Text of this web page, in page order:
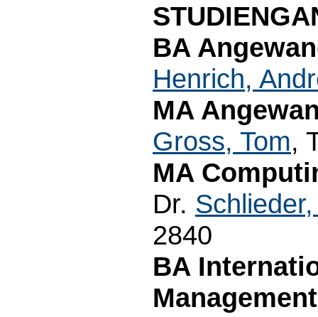
BA
Henrich,
MA
Gross, Tom,
MA
Dr.
2840
BA